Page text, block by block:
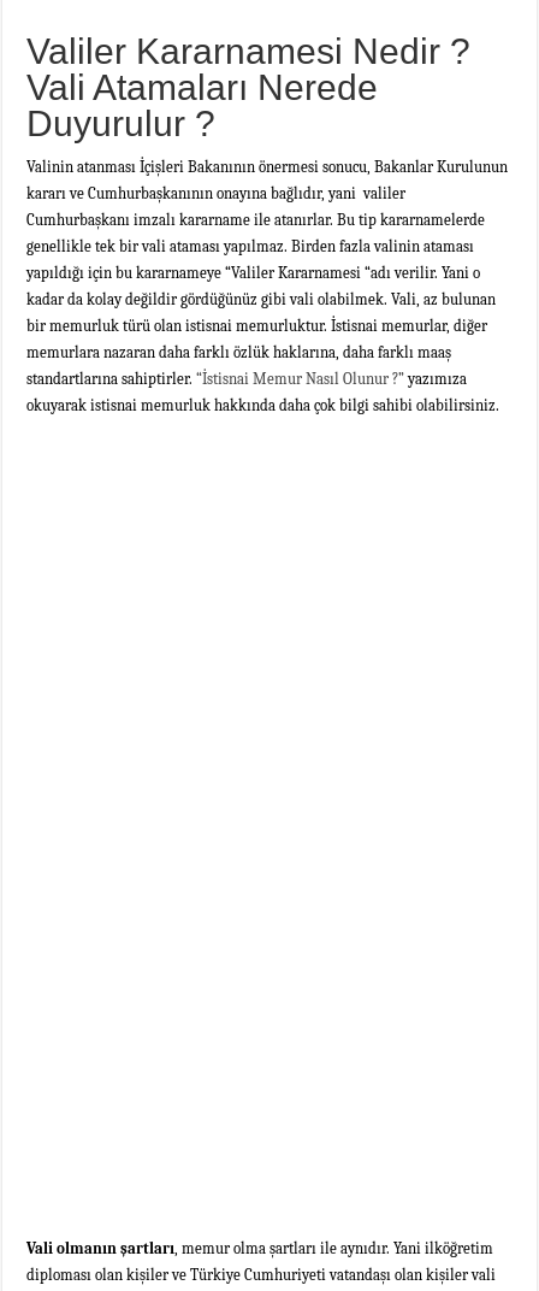
Valiler Kararnamesi Nedir ?
Vali Atamaları Nerede
Duyurulur ?
Valinin atanması İçişleri Bakanının önermesi sonucu, Bakanlar Kurulunun
kararı ve Cumhurbaşkanının onayına bağlıdır, yani valiler
Cumhurbaşkanı imzalı kararname ile atanırlar. Bu tip kararnamelerde
genellikle tek bir vali ataması yapılmaz. Birden fazla valinin ataması
yapıldığı için bu kararnameye “Valiler Kararnamesi “adı verilir. Yani o
kadar da kolay değildir gördüğünüz gibi vali olabilmek. Vali, az bulunan
bir memurluk türü olan istisnai memurluktur. İstisnai memurlar, diğer
memurlara nazaran daha farklı özlük haklarına, daha farklı maaş
standartlarına sahiptirler.“İstisnai Memur Nasıl Olunur ?”yazımıza
okuyarak istisnai memurluk hakkında daha çok bilgi sahibi olabilirsiniz.
Vali olmanın şartları, memur olma şartları ile aynıdır. Yani ilköğretim
diploması olan kişiler ve Türkiye Cumhuriyeti vatandaşı olan kişiler vali